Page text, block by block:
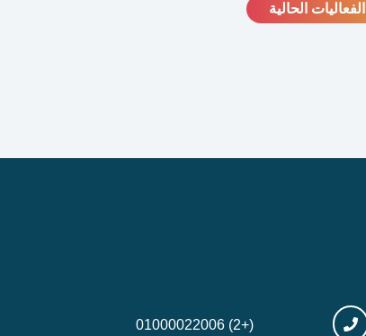
الفعاليات الحالية
(+2) 01000022006